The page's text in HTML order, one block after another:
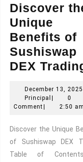
Discover
Unique
Benefits of
Sushiswap
DEX
December 13, 2025
Principal Principal
|
0
Comment| 2:50 am
Discover the Unique
of Sushiswap DEX
Table of